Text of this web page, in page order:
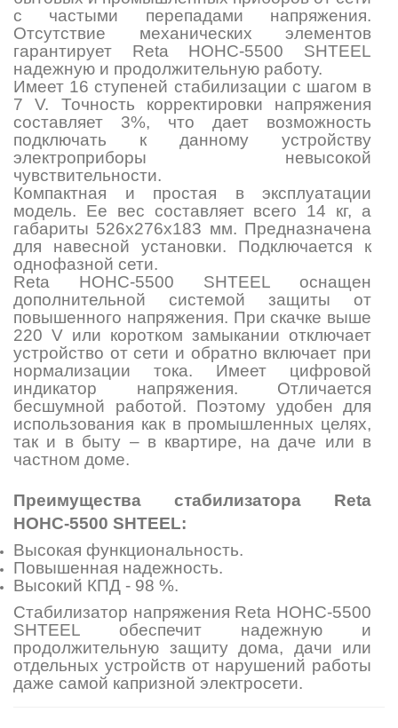
с частыми перепадами напряжения.
Отсутствие механических элементов
гарантирует Reta НОНС-5500 SHTEEL
надежную и продолжительную работу.
Имеет 16 ступеней стабилизации с шагом в
7 V. Точность корректировки напряжения
составляет 3%, что дает возможность
подключать к данному устройству
электроприборы невысокой
чувствительности.
Компактная и простая в эксплуатации
модель. Ее вес составляет всего 14 кг, а
габариты 526х276х183 мм. Предназначена
для навесной установки. Подключается к
однофазной сети.
Reta НОНС-5500 SHTEEL оснащен
дополнительной системой защиты от
повышенного напряжения. При скачке выше
220 V или коротком замыкании отключает
устройство от сети и обратно включает при
нормализации тока. Имеет цифровой
индикатор напряжения. Отличается
бесшумной работой. Поэтому удобен для
использования как в промышленных целях,
так и в быту – в квартире, на даче или в
частном доме.
Преимущества стабилизатора Reta
НОНС-5500 SHTEEL:
Высокая функциональность.
Повышенная надежность.
Высокий КПД - 98 %.
Стабилизатор напряжения Reta НОНС-5500
SHTEEL обеспечит надежную и
продолжительную защиту дома, дачи или
отдельных устройств от нарушений работы
даже самой капризной электросети.